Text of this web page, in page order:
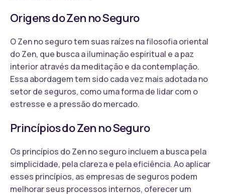
Origens do Zen no Seguro
O Zen no seguro tem suas raízes na filosofia oriental
do Zen, que busca a iluminação espiritual e a paz
interior através da meditação e da contemplação.
Essa abordagem tem sido cada vez mais adotada no
setor de seguros, como uma forma de lidar com o
estresse e a pressão do mercado.
Princípios do Zen no Seguro
Os princípios do Zen no seguro incluem a busca pela
simplicidade, pela clareza e pela eficiência. Ao aplicar
esses princípios, as empresas de seguros podem
melhorar seus processos internos, oferecer um